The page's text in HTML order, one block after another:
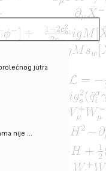
jutra
nije ...